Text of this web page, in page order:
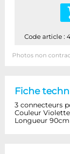
Code article :
Photos non
Fiche
3 connecteurs
Couleur Violette
Longueur 90cm